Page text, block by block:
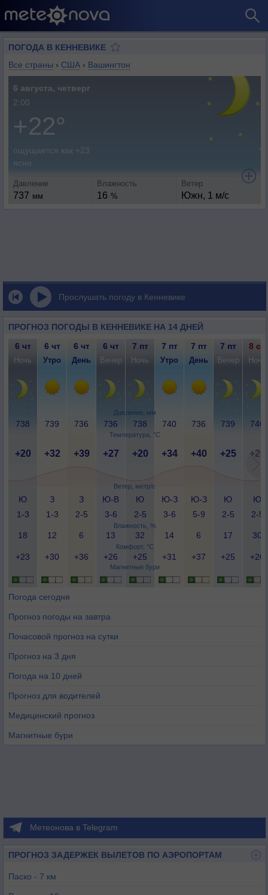
ПОГОДА В КЕННЕВИКЕ
Все страны › США › Вашингтон
6 августа, четверг
2:00
+22°
ощущается как +23
ясно
Давление
737 мм
Влажность
16 %
Ветер
Южн, 1 м/с
Прослушать погоду в Кенневике
ПРОГНОЗ ПОГОДЫ В КЕННЕВИКЕ НА 14 ДНЕЙ
Давление, мм
Температура, °C
Ветер, метр/с
Влажность, %
Комфорт, °C
Магнитные бури
6 чт 6 чт 6 чт 6 чт 7 пт 7 пт 7 пт 7 пт 8 сб
Ночь Утро День Вечер Ночь Утро День Вечер Ночь
738 739 736 736 738 740 736 739 740
+20 +32 +39 +27 +20 +34 +40 +25 +20
Ю
1-3
З
1-3
З
2-5
Ю-В
3-6
Ю
2-5
Ю-З
3-6
Ю-З
5-9
Ю
2-5
Ю
2-5
18 12 6 13 32 14 6 17 30
+23 +30 +36 +26 +25 +31 +37 +25 +20
Погода сегодня
Прогноз погоды на завтра
Почасовой прогноз на сутки
Прогноз на 3 дня
Погода на 10 дней
Прогноз для водителей
Медицинский прогноз
Магнитные бури
Метеонова в Telegram
ПРОГНОЗ ЗАДЕРЖЕК ВЫЛЕТОВ ПО АЭРОПОРТАМ
Паско - 7 км